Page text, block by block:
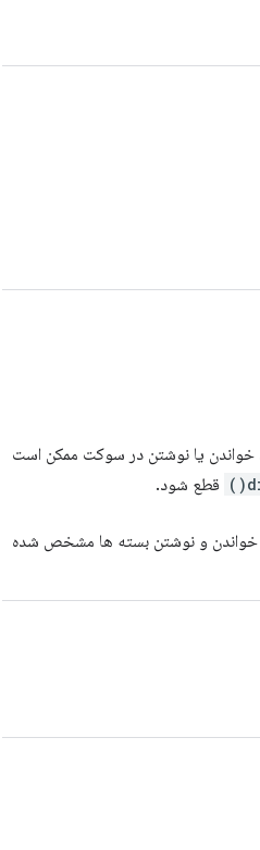
یا نوشتن در سوکت ممکن است
قطع شود.
خواندن و نوشتن بسته ها مشخص شده